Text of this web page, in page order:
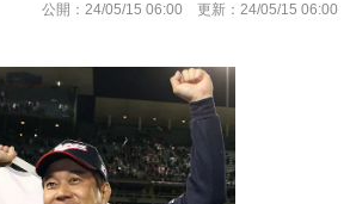
公開： 24/05/15 06:00 更新： 24/05/15 06:00